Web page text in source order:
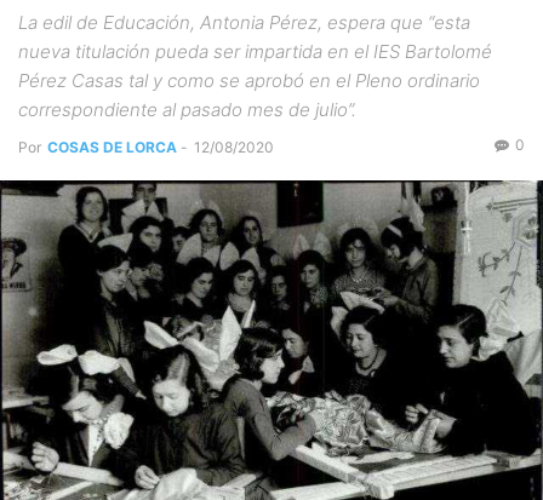
La edil de Educación, Antonia Pérez, espera que “esta
nueva titulación pueda ser impartida en el IES Bartolomé
Pérez Casas tal y como se aprobó en el Pleno ordinario
correspondiente al pasado mes de julio”.
Por COSAS DE LORCA - 12/08/2020 0